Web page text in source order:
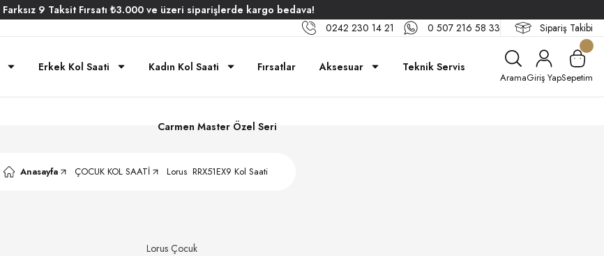
Farksız 9 Taksit Fırsatı ₺3.000 ve üzeri siparişlerde kargo bedava!
0242 230 14 21 0 507 216 58 33 Sipariş Takibi
Erkek Kol Saati Kadın Kol Saati Fırsatlar Aksesuar Teknik Servis
Carmen Master Özel Seri
AramaGiriş YapSepetim
Anasayfa ÇOCUK KOL SAATİ Lorus RRX51EX9 Kol Saati
Lorus Çocuk